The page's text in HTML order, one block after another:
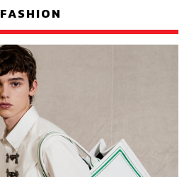
FASHION